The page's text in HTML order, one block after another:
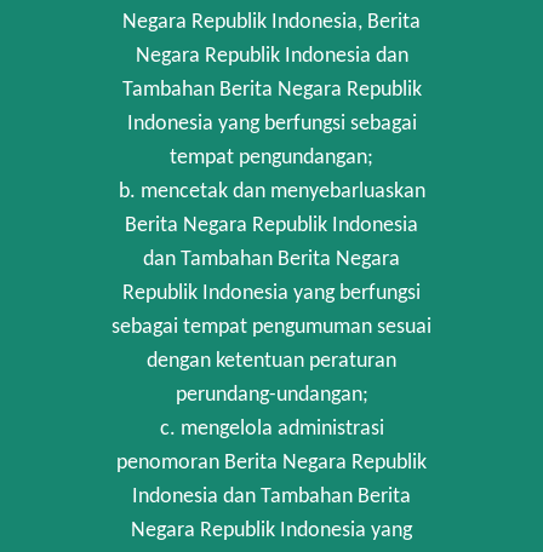
Negara Republik Indonesia, Berita
Negara Republik Indonesia dan
Tambahan Berita Negara Republik
Indonesia yang berfungsi sebagai
tempat pengundangan;
b. mencetak dan menyebarluaskan
Berita Negara Republik Indonesia
dan Tambahan Berita Negara
Republik Indonesia yang berfungsi
sebagai tempat pengumuman sesuai
dengan ketentuan peraturan
perundang-undangan;
c. mengelola administrasi
penomoran Berita Negara Republik
Indonesia dan Tambahan Berita
Negara Republik Indonesia yang